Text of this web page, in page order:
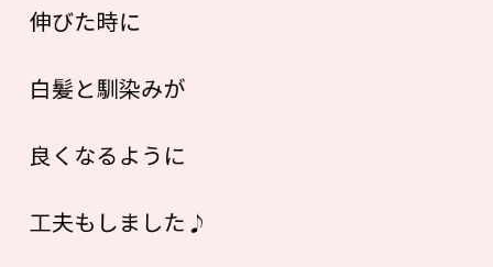
伸びた時に
白髪と馴染みが
良くなるように
工夫もしました♪